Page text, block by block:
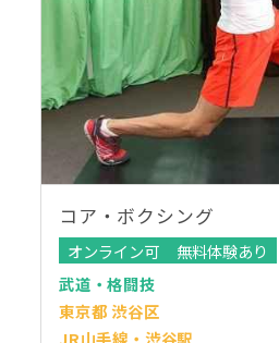
コア・ボクシング
オンライン可
無料体験あり
武道・格闘技
東京都 渋谷区
JR山手線・渋谷駅